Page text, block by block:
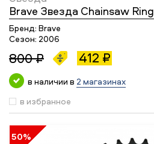
Brave Звезда Chainsaw Ring
Бренд: Brave
Сезон: 2006
800 ₽ 412 ₽
в наличии в 2 магазинах
в избранное
50%